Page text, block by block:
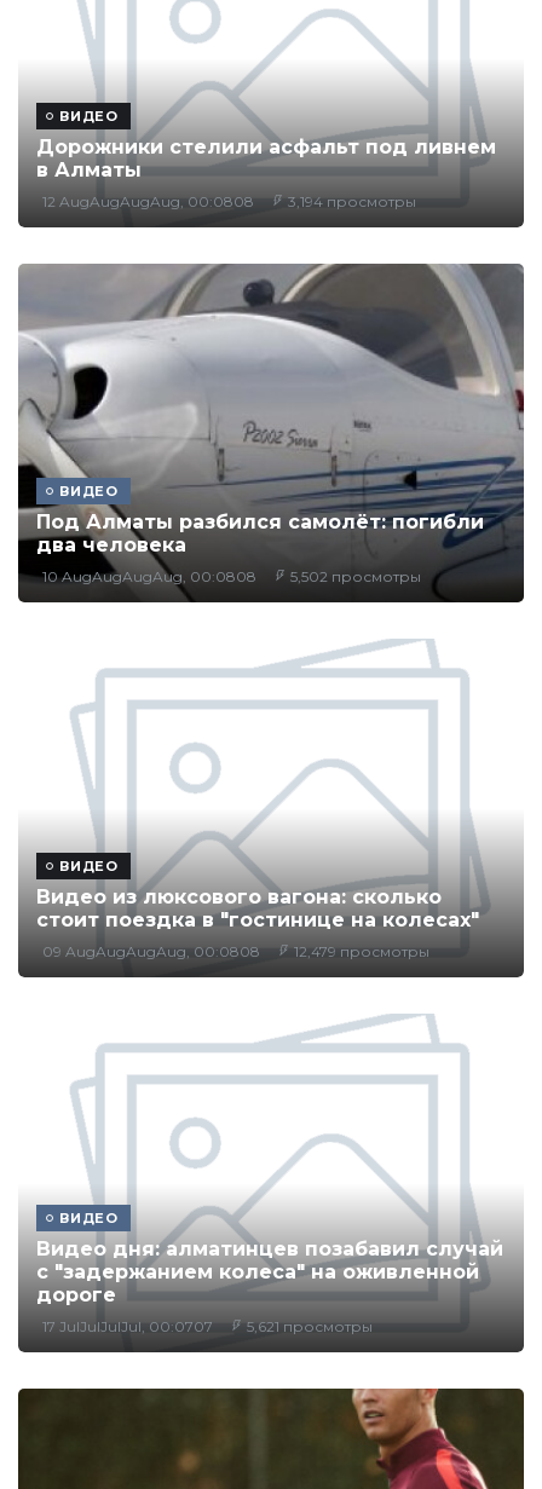
ВИДЕО
Дорожники стелили асфальт под ливнем
в Алматы
12 AugAugAugAug, 00:0808 3,194 просмотры
ВИДЕО
Под Алматы разбился самолёт: погибли
два человека
10 AugAugAugAug, 00:0808 5,502 просмотры
ВИДЕО
Видео из люксового вагона: сколько
стоит поездка в "гостинице на колесах"
09 AugAugAugAug, 00:0808 12,479 просмотры
ВИДЕО
Видео дня: алматинцев позабавил случай
с "задержанием колеса" на оживленной
дороге
17 JulJulJulJul, 00:0707 5,621 просмотры